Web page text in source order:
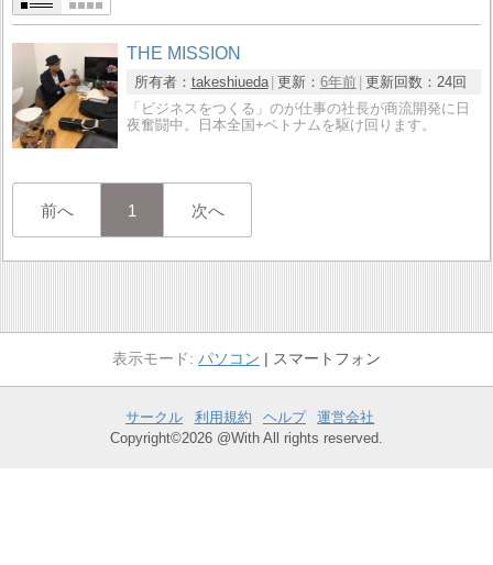
THE MISSION
所有者： takeshiueda 更新： 6年前 更新回数： 24回
「ビジネスをつくる」のが仕事の社長が商流開発に日
夜奮闘中。日本全国+ベトナムを駆け回ります。
前へ 1 次へ
パソコン スマートフォン
サークル 利用規約 ヘルプ
運営会社
Copyright©2026 @With All rights reserved.